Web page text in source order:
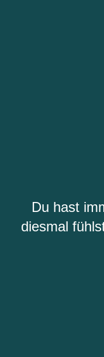
Du hast
diesmal